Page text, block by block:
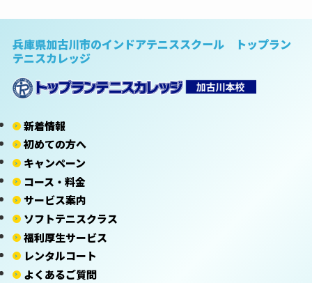
兵庫県加古川市のインドアテニススクール トップラン
テニスカレッジ
新着情報
初めての方へ
キャンペーン
コース・料金
サービス案内
ソフトテニスクラス
福利厚生サービス
レンタルコート
よくあるご質問